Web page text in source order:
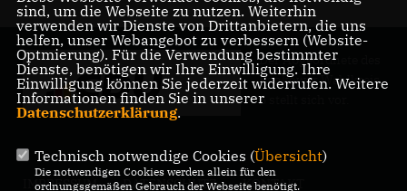
Der Abgeordnete des
Pankower Wahlkreis
6 stellt sich vor.
IMPRESSUM DATENSCHUTZ KONTAKT
sind, um die Webseite zu nutzen. Weiterhin
verwenden wir Dienste von Drittanbietern, die uns
helfen, unser Webangebot zu verbessern (Website-
Optmierung). Für die Verwendung bestimmter
Dienste, benötigen wir Ihre Einwilligung. Ihre
Einwilligung können Sie jederzeit widerrufen. Weitere
Informationen finden Sie in unserer
Datenschutzerklärung.
Technisch notwendige Cookies (Übersicht)
Die notwendigen Cookies werden allein für den
ordnungsgemäßen Gebrauch der Webseite benötigt.